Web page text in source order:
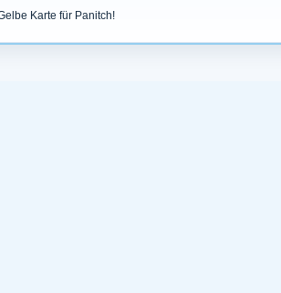
Karte für Panitch!